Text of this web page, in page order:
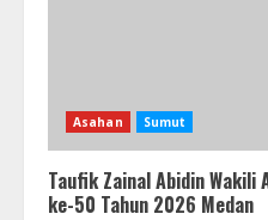
Asahan Sumut
Taufik Zainal Abidin Wakili
ke-50 Tahun 2026 Medan